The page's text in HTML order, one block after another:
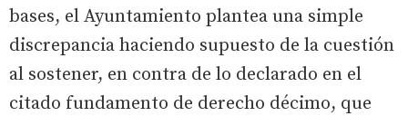
bases, el Ayuntamiento plantea una simple
discrepancia haciendo supuesto de la cuestión
al sostener, en contra de lo declarado en el
citado fundamento de derecho décimo, que